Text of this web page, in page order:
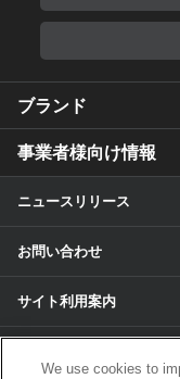
ブランド
事業者様向け情報
ニュースリリース
お問い合わせ
サイト利用案内
We use cookies to